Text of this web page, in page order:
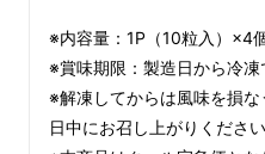
私たちは「沢庵・高菜
気軽に食べてもらえる
り考えていました。
※内容量：1P（10粒入）×4
※賞味期限：製造日から冷凍
※解凍してからは風味を損な
日中にお召し上がりください